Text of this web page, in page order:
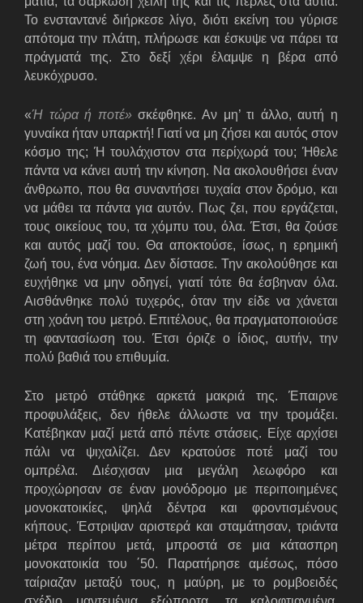
Το ενσταντανέ διήρκεσε λίγο, διότι εκείνη του γύρισε
απότομα την πλάτη, πλήρωσε και έσκυψε να πάρει τα
πράγματά της. Στο δεξί χέρι έλαμψε η βέρα από
λευκόχρυσο.
«Ή τώρα ή ποτέ»σκέφθηκε. Αν μη’ τι άλλο, αυτή η
γυναίκα ήταν υπαρκτή! Γιατί να μη ζήσει και αυτός στον
κόσμο της; Ή τουλάχιστον στα περίχωρά του; Ήθελε
πάντα να κάνει αυτή την κίνηση. Να ακολουθήσει έναν
άνθρωπο, που θα συναντήσει τυχαία στον δρόμο, και
να μάθει τα πάντα για αυτόν. Πως ζει, που εργάζεται,
τους οικείους του, τα χόμπυ του, όλα. Έτσι, θα ζούσε
και αυτός μαζί του. Θα αποκτούσε, ίσως, η ερημική
ζωή του, ένα νόημα. Δεν δίστασε. Την ακολούθησε και
ευχήθηκε να μην οδηγεί, γιατί τότε θα έσβηναν όλα.
Αισθάνθηκε πολύ τυχερός, όταν την είδε να χάνεται
στη χοάνη του μετρό. Επιτέλους, θα πραγματοποιούσε
τη φαντασίωση του. Έτσι όριζε ο ίδιος, αυτήν, την
πολύ βαθιά του επιθυμία.
Στο μετρό στάθηκε αρκετά μακριά της. Έπαιρνε
προφυλάξεις, δεν ήθελε άλλωστε να την τρομάξει.
Κατέβηκαν μαζί μετά από πέντε στάσεις. Είχε αρχίσει
πάλι να ψιχαλίζει. Δεν κρατούσε ποτέ μαζί του
ομπρέλα. Διέσχισαν μια μεγάλη λεωφόρο και
προχώρησαν σε έναν μονόδρομο με περιποιημένες
μονοκατοικίες, ψηλά δέντρα και φροντισμένους
κήπους. Έστριψαν αριστερά και σταμάτησαν, τριάντα
μέτρα περίπου μετά, μπροστά σε μια κάτασπρη
μονοκατοικία του ΄50. Παρατήρησε αμέσως, πόσο
ταίριαζαν μεταξύ τους, η μαύρη, με το ρομβοειδές